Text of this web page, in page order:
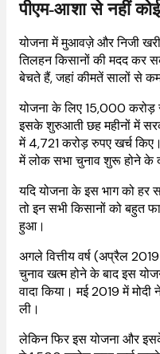
पीएम-आशा से नहीं कोई
योजना में मुआवज़े और निजी
तिलहन किसानों की मदद कर
बेचते हैं, जहां कीमतें सालों से
योजना के लिए 15,000 करोड़
इसके शुरुआती छह महीनों में
में 4,721 करोड़ रुपए खर्च
में लोक सभा चुनाव शुरू होने के
यदि योजना के इस भाग को हर
तो इन सभी किसानों को बहुत
हुआ।
अगले वित्तीय वर्ष (अप्रैल
चुनाव खत्म होने के बाद इस
वादा किया। मई 2019 में
ली।
लेकिन फिर इस योजना और इसके